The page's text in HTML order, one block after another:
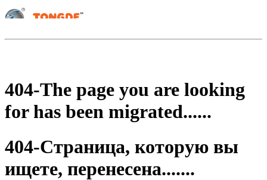
404-The page you are looking
for has been migrated......
404-Страница, которую вы
ищете, перенесена.......